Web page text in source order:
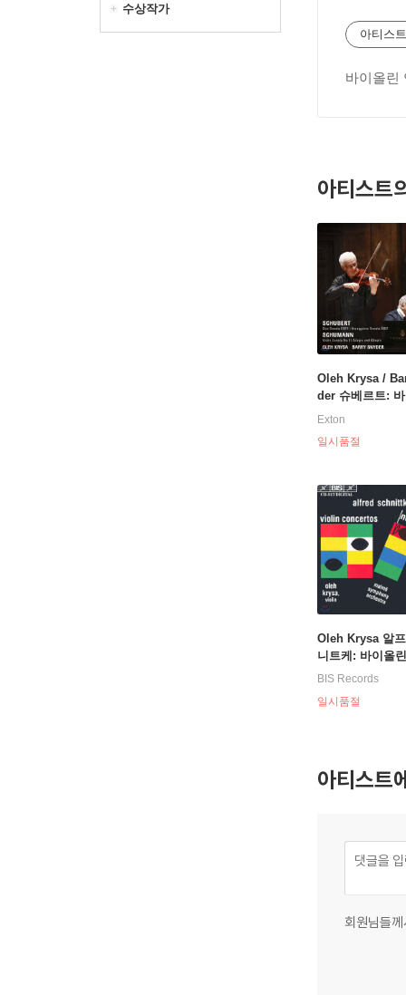
수상작가
아티스
바이올린
아티스트
Oleh Krysa /
der 슈베르트:
소나타 4번, 아
린 소나타 1번,
Exton
일시품절
Oleh Krysa 알
니트케: 바이올
3, 4번 (Alfred
3, 4)
BIS Records
일시품절
아티스트
회원님들